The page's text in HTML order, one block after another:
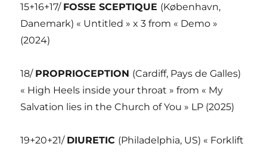
15+16+17/ FOSSE SCEPTIQUE (København,
Danemark) « Untitled » x 3 from « Demo »
(2024)
18/ PROPRIOCEPTION (Cardiff, Pays de Galles)
« High Heels inside your throat » from « My
Salvation lies in the Church of You » LP (2025)
19+20+21/ DIURETIC (Philadelphia, US) « Forklift